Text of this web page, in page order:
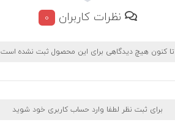
نظرات کاربران 0
تا کنون هیچ دیدگاهی برای این محصول ثبت نشده است
برای ثبت نظر لطفا وارد حساب کاربری خود شوید